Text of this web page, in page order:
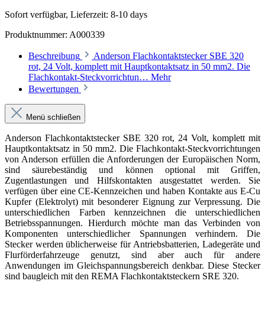
Sofort verfügbar, Lieferzeit: 8-10 days
Produktnummer: A000339
Beschreibung
Anderson Flachkontaktstecker SBE 320
rot, 24 Volt, komplett mit Hauptkontaktsatz in 50 mm2. Die
Flachkontakt-Steckvorrichtun… Mehr
Bewertungen
Menü schließen
Anderson Flachkontaktstecker SBE 320 rot, 24 Volt, komplett mit
Hauptkontaktsatz in 50 mm2. Die Flachkontakt-Steckvorrichtungen
von Anderson erfüllen die Anforderungen der Europäischen Norm,
sind säurebeständig und können optional mit Griffen,
Zugentlastungen und Hilfskontakten ausgestattet werden. Sie
verfügen über eine CE-Kennzeichen und haben Kontakte aus E-Cu
Kupfer (Elektrolyt) mit besonderer Eignung zur Verpressung. Die
unterschiedlichen Farben kennzeichnen die unterschiedlichen
Betriebsspannungen. Hierdurch möchte man das Verbinden von
Komponenten unterschiedlicher Spannungen verhindern. Die
Stecker werden üblicherweise für Antriebsbatterien, Ladegeräte und
Flurförderfahrzeuge genutzt, sind aber auch für andere
Anwendungen im Gleichspannungsbereich denkbar. Diese Stecker
sind baugleich mit den REMA Flachkontaktsteckern SRE 320.